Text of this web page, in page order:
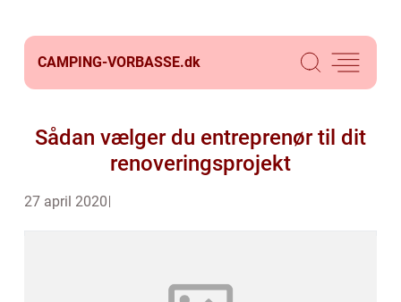
CAMPING-VORBASSE.dk
Sådan vælger du entreprenør til dit
renoveringsprojekt
27 april 2020